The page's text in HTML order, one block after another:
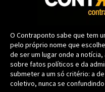
O Contraponto sabe que tem
pelo próprio nome que
de ser um lugar onde a
sobre fatos políticos e da
submeter a um só critério: a
coletivo, nunca se